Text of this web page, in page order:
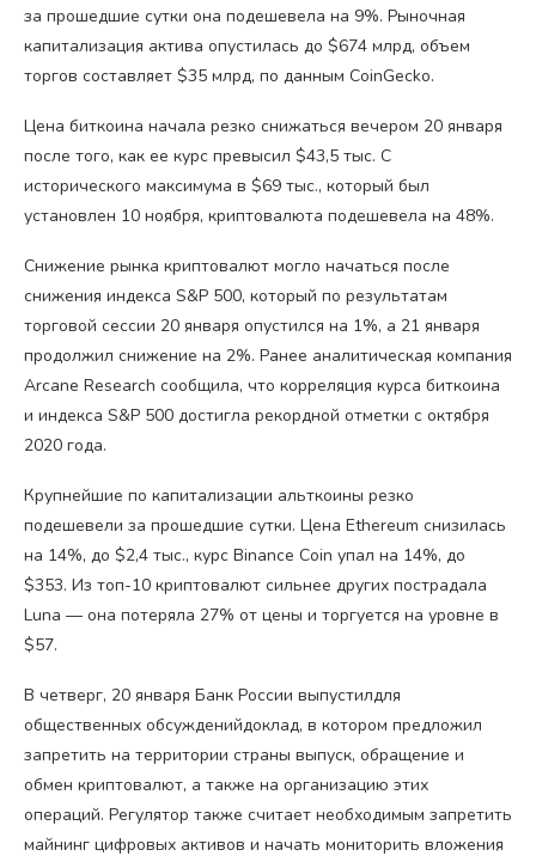
за прошедшие сутки она подешевела на 9%. Рыночная
капитализация актива опустилась до $674 млрд, объем
торгов составляет $35 млрд, по данным CoinGecko.
Цена биткоина начала резко снижаться вечером 20 января
после того, как ее курс превысил $43,5 тыс. С
исторического максимума в $69 тыс., который был
установлен 10 ноября, криптовалюта подешевела на 48%.
Снижение рынка криптовалют могло начаться после
снижения индекса S&P 500, который по результатам
торговой сессии 20 января опустился на 1%, а 21 января
продолжил снижение на 2%. Ранее аналитическая компания
Arcane Research сообщила, что корреляция курса биткоина
и индекса S&P 500 достигла рекордной отметки с октября
2020 года.
Крупнейшие по капитализации альткоины резко
подешевели за прошедшие сутки. Цена Ethereum снизилась
на 14%, до $2,4 тыс., курс Binance Coin упал на 14%, до
$353. Из топ-10 криптовалют сильнее других пострадала
Luna — она потеряла 27% от цены и торгуется на уровне в
$57.
В четверг, 20 января Банк России выпустилдля
общественных обсужденийдоклад, в котором предложил
запретить на территории страны выпуск, обращение и
обмен криптовалют, а также на организацию этих
операций. Регулятор также считает необходимым запретить
майнинг цифровых активов и начать мониторить вложения